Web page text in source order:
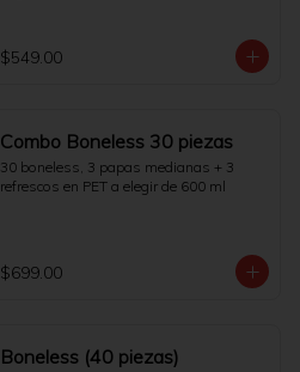
$549.00
Combo Boneless 30 piezas
30 boneless, 3 papas medianas + 3
refrescos en PET a elegir de 600 ml
$699.00
Boneless (40 piezas)